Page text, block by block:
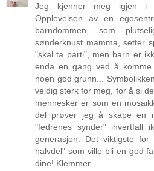
Jeg kjenner meg igjen i
Opplevelsen av en
barndommen, som
sønderknust mamma, setter
"skal ta parti", men barn er
enda en gang ved å
noen god grunn...
veldig sterk for meg, for å si
mennesker er som en
del prøver jeg å skape en
"fedrenes synder" ihvertfall
generasjon. Det viktigste
halvdel" som ville bli en god
dine! Klemmer